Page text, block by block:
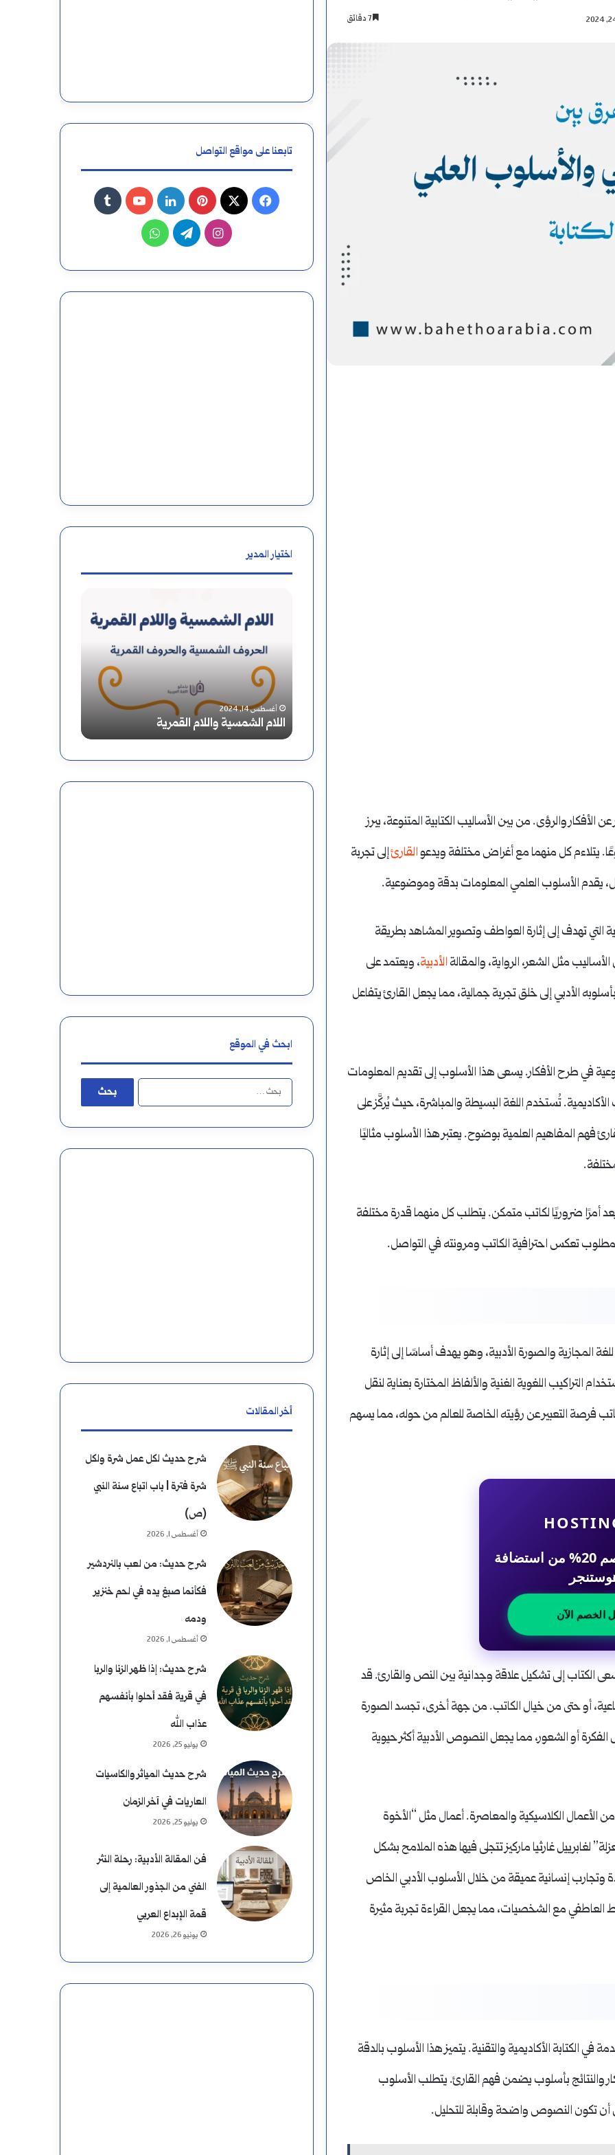
الأفكار والرؤى. من بين الأساليب الكتابية المتنوعة، يبرز
يتلاءم كل منهما مع أغراض مختلفة ويدعوالقارئإلى تجربة
يقدم الأسلوب العلمي المعلومات بدقة وموضوعية.
تهدف إلى إثارة العواطف وتصوير المشاهد بطريقة
مثل الشعر، الرواية، والمقالة الأدبية، ويعتمد على
الأدبي إلى خلق تجربة جمالية، مما يجعل القارئ يتفاعل
في طرح الأفكار. يسعى هذا الأسلوب إلى تقديم المعلومات
تُستخدم اللغة البسيطة والمباشرة، حيث يُركَّز على
فهم المفاهيم العلمية بوضوح. يعتبر هذا الأسلوب مثاليًا
أمرًا ضروريًا لكاتب متمكن. يتطلب كل منهما قدرة مختلفة
المطلوب تعكس احترافية الكاتب ومرونته في التواصل.
المجازية والصورة الأدبية، وهو يهدف أساسًا إلى إثارة
التراكيب اللغوية الغنية والألفاظ المختارة بعناية لنقل
فرصة التعبير عن رؤيته الخاصة للعالم من حوله، مما يسهم
احصل على خصم 20% من استضافة
الخصم الآن
الكتاب إلى تشكيل علاقة وجدانية بين النص والقارئ. قد
أو حتى من خيال الكاتب. من جهة أخرى، تجسد الصورة
الفكرة أو الشعور، مما يجعل النصوص الأدبية أكثر حيوية
الأعمال الكلاسيكية والمعاصرة. أعمال مثل “الأخوة
لغابرييل غارثيا ماركيز تتجلى فيها هذه الملامح بشكل
إنسانية عميقة من خلال الأسلوب الأدبي الخاص
العاطفي مع الشخصيات، مما يجعل القراءة تجربة مثيرة
في الكتابة الأكاديمية والتقنية. يتميز هذا الأسلوب بالدقة
والنتائج بأسلوب يضمن فهم القارئ. يتطلب الأسلوب
أن تكون النصوص واضحة وقابلة للتحليل.
تابعنا على مواقع التواصل
فيسبوك
‫X بينتيريستلينكدإن‫YouTube
‏Tumblr
انستقرامتيلقرامواتساب
اختيار المدير
الشمسية
واللام
القمرية
أغسطس 14, 2024
اللام الشمسية واللام القمرية
ابحث في الموقع
البحث
أخر المقالات
شرح حديث لكل عمل شرة ولكل
شرة فترة | باب اتباع سنة النبي
(ص)
أغسطس 1, 2026
شرح حديث: من لعب بالنردشير
فكأنما صبغ يده في لحم خنزير
ودمه
أغسطس 1, 2026
شرح حديث: إذا ظهر الزنا والربا
في قرية فقد أحلوا بأنفسهم
عذاب الله
يوليو 25, 2026
شرح حديث المياثر والكاسيات
العاريات في آخر الزمان
يوليو 25, 2026
فن المقالة الأدبية: رحلة النثر
الفني من الجذور العالمية إلى
قمة الإبداع العربي
يونيو 26, 2026